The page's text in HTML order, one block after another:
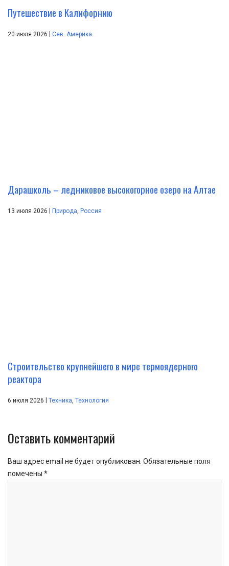
Путешествие в Калифорнию
20 июля 2026 Сев. Америка
Дарашколь – ледниковое высокогорное озеро на Алтае
13 июля 2026 | Природа, Россия
Строительство крупнейшего в мире термоядерного
реактора
6 июля 2026 | Техника Технология
Оставить комментарий
Ваш адрес email не будет опубликован. Обязательные поля
помечены *